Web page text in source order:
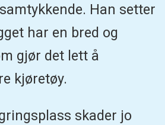
Han setter
har en bred og
gjør det lett å
kjøretøy.
skader jo